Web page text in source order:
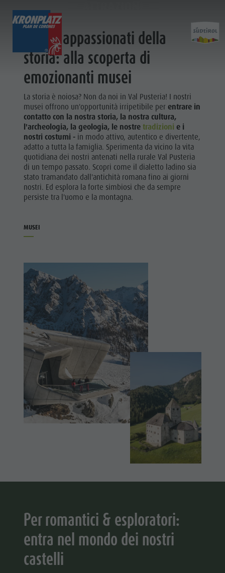
SCOPRI ATTIVITÀ PIANIFICA &
FAMIGLIA &
BAMBINI
EVENTI
Scopri
Cultura
Attrazioni
Bar &
Ristoranti
Saga
Eventi
Guide A-Z
Località
Attrazioni
Famiglia & Bambini
Eventi
Cultura
Attrazioni
Bar & Ristoranti
Cook the Mountain
Shopping
Parchi naturali
Alto Adige
Dolasilla Saga
Eventi
Guide A-Z
Escursioni
Bici
Arrampicare
Altre attività estive
Parapendio & Voli tandem
Programmi di vacanza
Come arrivare
Mobilità locale
Richiesta cataloghi
Contatto
Webcam
Meteo
Kronplatz Doctor Service
Per gli appassionati della
storia: alla scoperta di
emozionanti musei
La storia è noiosa? Non da noi in Val Pusteria! I nostri
musei offrono un'opportunità irripetibile perentrare in
contatto con la nostra storia, la nostra cultura,
l'archeologia, la geologia, le nostretradizioni e i
nostri costumi - in modo attivo, autentico e divertente,
adatto a tutta la famiglia. Sperimenta da vicino la vita
quotidiana dei nostri antenati nella rurale Val Pusteria
di un tempo passato. Scopri come il dialetto ladino sia
stato tramandato dall'antichità romana fino ai giorni
nostri. Ed esplora la forte simbiosi che da sempre
persiste tra l'uomo e la montagna.
MUSEI
Per romantici & esploratori:
entra nel mondo dei nostri
castelli